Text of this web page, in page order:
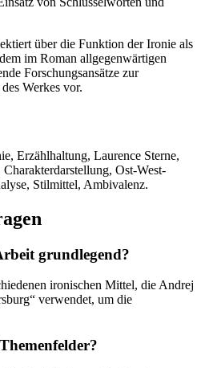
über die Funktion der Ironie als
im Roman allgegenwärtigen
Forschungsansätze zur
Werkes vor.
Erzählhaltung, Laurence Sterne,
Ost-West-
Stilmittel, Ambivalenz.
grundlegend?
ironischen Mittel, die Andrej
verwendet, um die